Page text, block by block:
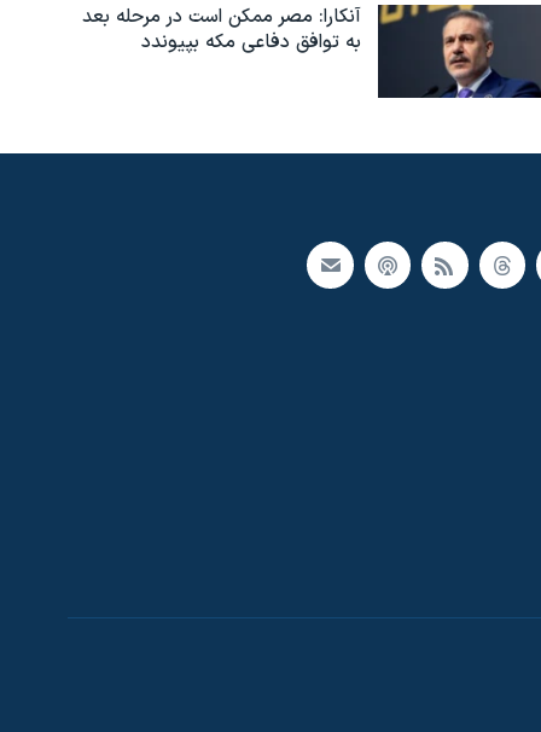
آنکارا: مصر ممکن است در مرحله بعد
به توافق دفاعی مکه بپیوندد